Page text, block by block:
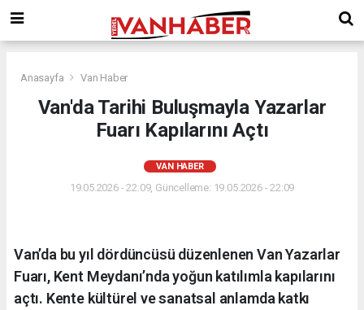
Anasayfa Van Haber
Van'da Tarihi Buluşmayla Yazarlar
Fuarı Kapılarını Açtı
VAN HABER
19.05.2026 - 22:09, Güncelleme: 19.05.2026 - 22:09
Van’da bu yıl dördüncüsü düzenlenen Van Yazarlar
Fuarı, Kent Meydanı’nda yoğun katılımla kapılarını
açtı. Kente kültürel ve sanatsal anlamda katkı